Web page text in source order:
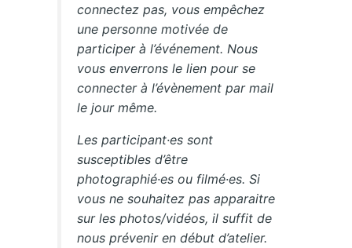
connectez pas, vous empêchez
une personne motivée de
participer à l’événement. Nous
vous enverrons le lien pour se
connecter à l’évènement par mail
le jour même.
Les participant·es sont
susceptibles d’être
photographié·es ou filmé·es. Si
vous ne souhaitez pas apparaitre
sur les photos/vidéos, il suffit de
nous prévenir en début d’atelier.